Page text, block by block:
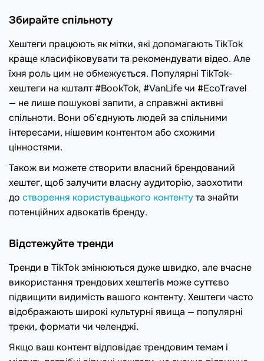
Збирайте спільноту
Хештеги працюють як мітки, які допомагають TikTok
краще класифіковувати та рекомендувати відео. Але
їхня роль цим не обмежується. Популярні TikTok-
хештеги на кшталт #BookTok, #VanLife чи #EcoTravel
— не лише пошукові запити, а справжні активні
спільноти. Вони об’єднують людей за спільними
інтересами, нішевим контентом або схожими
цінностями.
Також ви можете створити власний брендований
хештег, щоб залучити власну аудиторію, заохотити
до створення користувацького контентута знайти
потенційних адвокатів бренду.
Відстежуйте тренди
Тренди в TikTok змінюються дуже швидко, але вчасне
використання трендових хештегів може суттєво
підвищити видимість вашого контенту. Хештеги часто
відображають широкі культурні явища — популярні
треки, формати чи челенджі.
Якщо ваш контент відповідає трендовим темам і